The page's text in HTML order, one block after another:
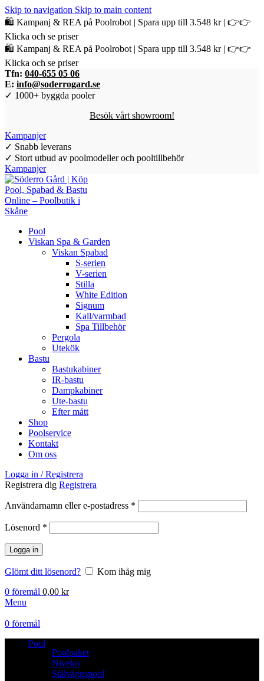
Skip to navigation Skip to main content
🛍️ Kampanj & REA på Poolrobot | Spara upp till 3.548 kr | 👉👉
Klicka och se priser
🛍️ Kampanj & REA på Poolrobot | Spara upp till 3.548 kr | 👉👉
Klicka och se priser
Tfn: 040-655 05 06
E: info@soderrogard.se
✓ 1000+ byggda pooler
Besök vårt showroom!
Kampanjer
✓ Snabb leverans
✓ Stort utbud av poolmodeller och pooltillbehör
Kampanjer
Pool
Viskan Spa & Garden
Viskan Spabad
S-serien
V-serien
Stilla
White Edition
Signum
Kall/varmbad
Spa Tillbehör
Pergola
Utekök
Bastu
Bastukabiner
IR-bastu
Dampkabiner
Ute-bastu
Efter mått
Shop
Poolservice
Kontakt
Om oss
Logga in / Registrera
Registrera dig Registrera
Användarnamn eller e-postadress *
Lösenord *
Logga in
Glömt ditt lösenord?
Kom ihåg mig
0 föremål 0,00 kr
Menu
0 föremål
Pool
Poolpaket
Niveko
Stålväggspool